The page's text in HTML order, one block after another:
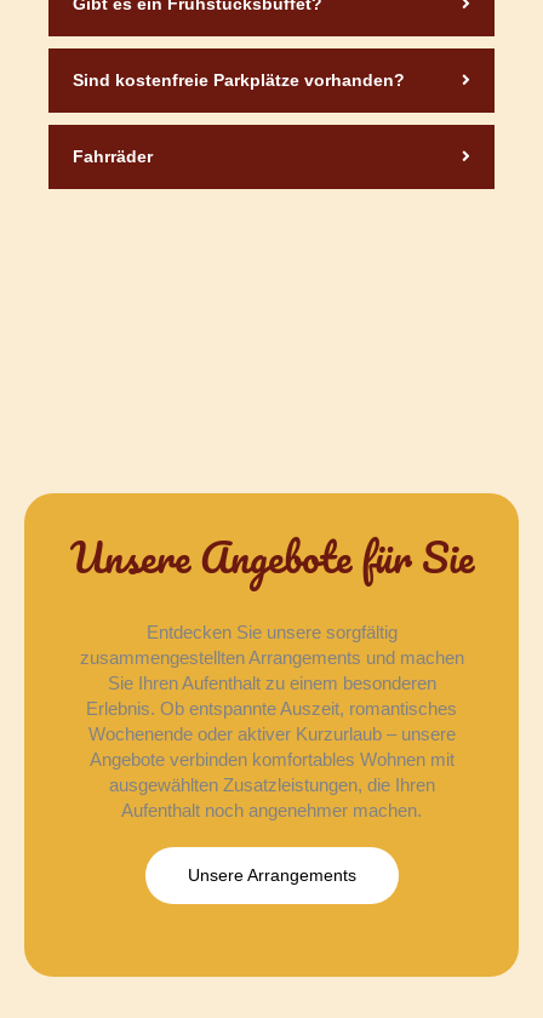
Gibt es ein Frühstücksbuffet?
Sind kostenfreie Parkplätze vorhanden?
Fahrräder
Unsere Angebote für Sie
Entdecken Sie unsere sorgfältig
zusammengestellten Arrangements und machen
Sie Ihren Aufenthalt zu einem besonderen
Erlebnis. Ob entspannte Auszeit, romantisches
Wochenende oder aktiver Kurzurlaub – unsere
Angebote verbinden komfortables Wohnen mit
ausgewählten Zusatzleistungen, die Ihren
Aufenthalt noch angenehmer machen.
Unsere Arrangements